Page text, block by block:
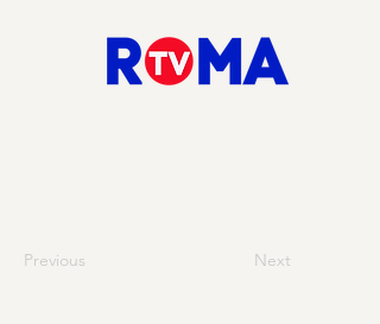
Previous Next